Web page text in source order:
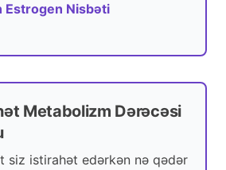
Estrogen Nisbəti
Metabolizm Dərəcəsi
siz istirahət edərkən nə qədər